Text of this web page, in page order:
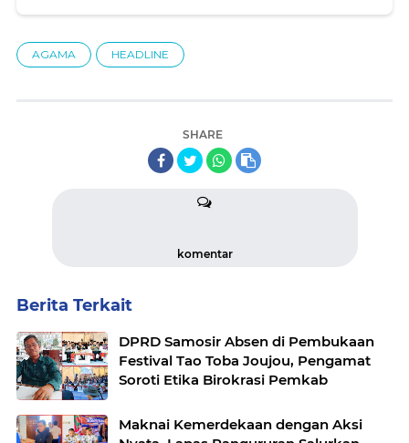
AGAMA HEADLINE
SHARE
komentar
Berita Terkait
DPRD Samosir Absen di Pembukaan
Festival Tao Toba Joujou, Pengamat
Soroti Etika Birokrasi Pemkab
Maknai Kemerdekaan dengan Aksi